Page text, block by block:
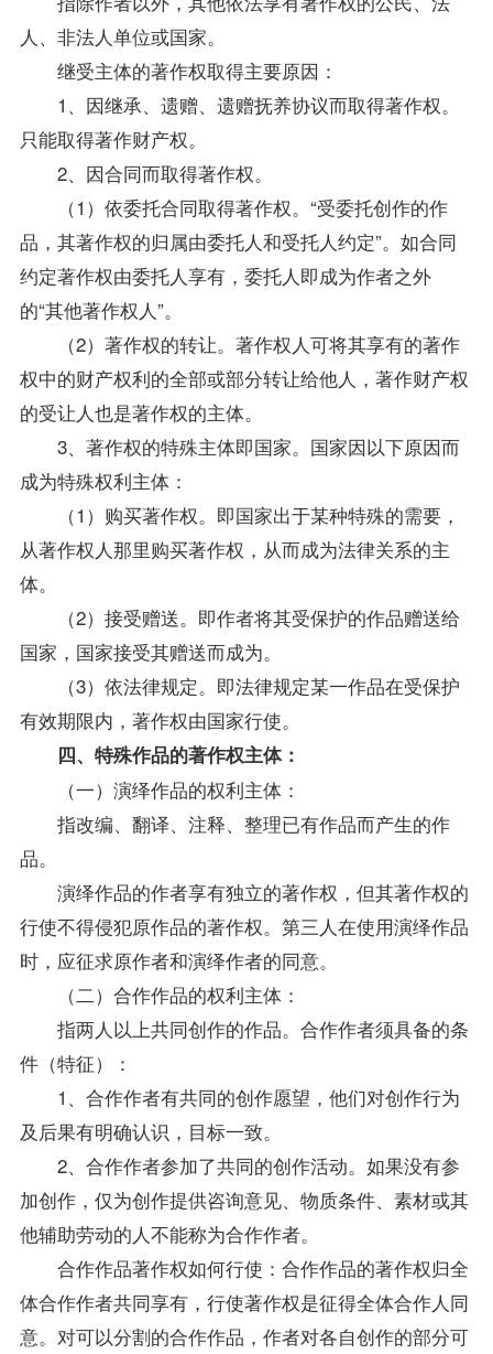
人、非法人单位或国家。
继受主体的著作权取得主要原因：
1、因继承、遗赠、遗赠抚养协议而取得著作权。
只能取得著作财产权。
2、因合同而取得著作权。
（1）依委托合同取得著作权。“受委托创作的作
品，其著作权的归属由委托人和受托人约定”。如合同
约定著作权由委托人享有，委托人即成为作者之外
的“其他著作权人”。
（2）著作权的转让。著作权人可将其享有的著作
权中的财产权利的全部或部分转让给他人，著作财产权
的受让人也是著作权的主体。
3、著作权的特殊主体即国家。国家因以下原因而
成为特殊权利主体：
（1）购买著作权。即国家出于某种特殊的需要，
从著作权人那里购买著作权，从而成为法律关系的主
体。
（2）接受赠送。即作者将其受保护的作品赠送给
国家，国家接受其赠送而成为。
（3）依法律规定。即法律规定某一作品在受保护
有效期限内，著作权由国家行使。
四、特殊作品的著作权主体：
（一）演绎作品的权利主体：
指改编、翻译、注释、整理已有作品而产生的作
品。
演绎作品的作者享有独立的著作权，但其著作权的
行使不得侵犯原作品的著作权。第三人在使用演绎作品
时，应征求原作者和演绎作者的同意。
（二）合作作品的权利主体：
指两人以上共同创作的作品。合作作者须具备的条
件（特征）：
1、合作作者有共同的创作愿望，他们对创作行为
及后果有明确认识，目标一致。
2、合作作者参加了共同的创作活动。如果没有参
加创作，仅为创作提供咨询意见、物质条件、素材或其
他辅助劳动的人不能称为合作作者。
合作作品著作权如何行使：合作作品的著作权归全
体合作作者共同享有，行使著作权是征得全体合作人同
意。对可以分割的合作作品，作者对各自创作的部分可